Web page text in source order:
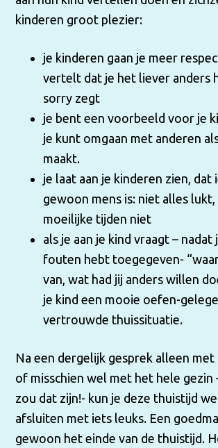
kinderen groot plezier:
je kinderen gaan je meer
vertelt dat je het liever anders
sorry zegt
je bent een voorbeeld voor je
je kunt omgaan met anderen
maakt.
je laat aan je kinderen zien, dat
gewoon mens is: niet alles lukt,
moeilijke tijden niet
als je aan je kind vraagt –
fouten hebt toegegeven-
van, wat had jij anders willen
je kind een mooie oefen-
vertrouwde thuissituatie.
Na een dergelijk gesprek alleen met
of misschien wel met het hele gezin
zou dat zijn!- kun je deze thuistijd
afsluiten met iets leuks. Een
gewoon het einde van de thuistijd.